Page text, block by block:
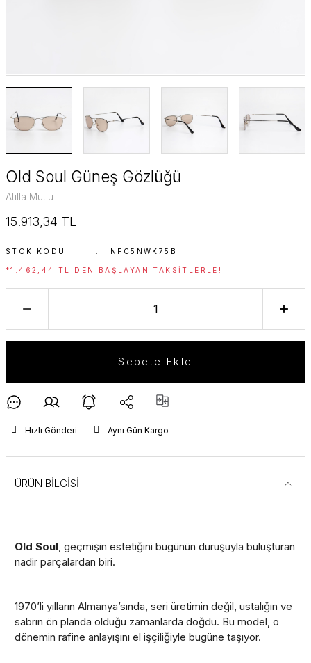
Old Soul Güneş Gözlüğü
Atilla Mutlu
15.913,34 TL
STOK KODU NFC5NWK75B
*1.462,44 TL DEN BAŞLAYAN TAKSITLERLE!
Sepete Ekle
Hızlı Gönderi Aynı Gün Kargo
ÜRÜN BİLGİSİ
Old Soul, geçmişin estetiğini bugünün duruşuyla buluşturan
nadir parçalardan biri.
1970’li yılların Almanya’sında, seri üretimin değil, ustalığın ve
sabrın ön planda olduğu zamanlarda doğdu. Bu model, o
dönemin rafine anlayışını el işçiliğiyle bugüne taşıyor.
Timeless Edition